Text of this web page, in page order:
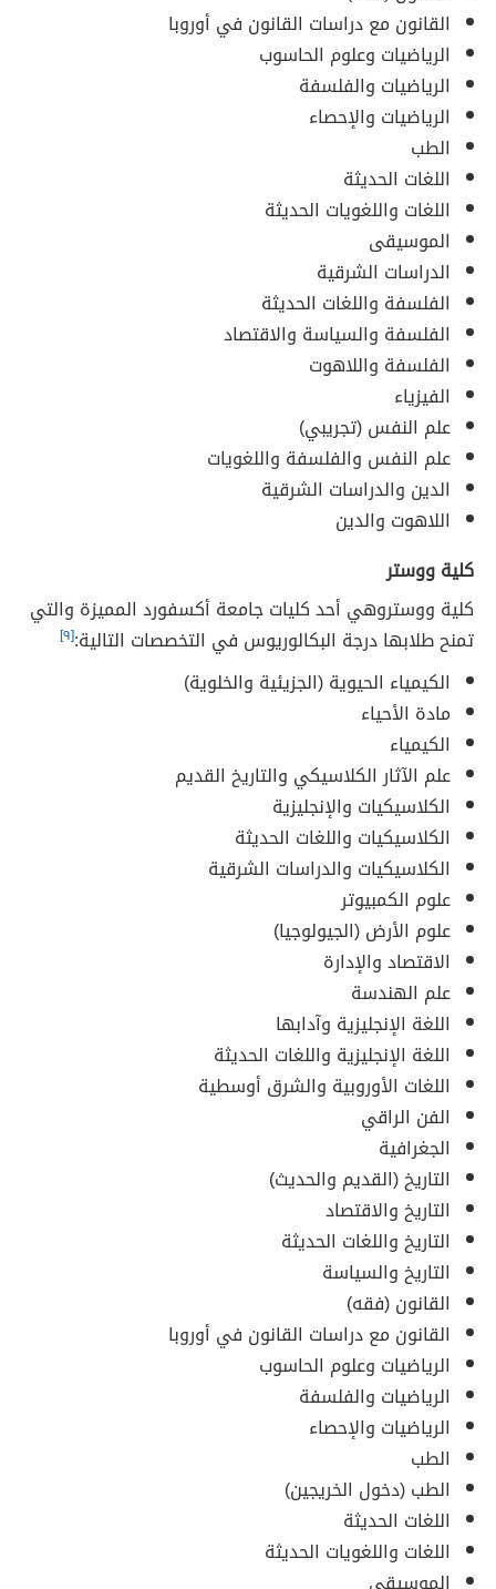
القانون مع دراسات القانون في أوروبا
الرياضيات وعلوم الحاسوب
الرياضيات والفلسفة
الرياضيات والإحصاء
الطب
اللغات الحديثة
اللغات واللغويات الحديثة
الموسيقى
الدراسات الشرقية
الفلسفة واللغات الحديثة
الفلسفة والسياسة والاقتصاد
الفلسفة واللاهوت
الفيزياء
علم النفس (تجريبي)
علم النفس والفلسفة واللغويات
الدين والدراسات الشرقية
اللاهوت والدين
كلية ووستر
كلية ووستروهي أحد كليات جامعة أكسفورد المميزة والتي
تمنح طلابها درجة البكالوريوس في التخصصات التالية:[٩]
الكيمياء الحيوية (الجزيئية والخلوية)
مادة الأحياء
الكيمياء
علم الآثار الكلاسيكي والتاريخ القديم
الكلاسيكيات والإنجليزية
الكلاسيكيات واللغات الحديثة
الكلاسيكيات والدراسات الشرقية
علوم الكمبيوتر
علوم الأرض (الجيولوجيا)
الاقتصاد والإدارة
علم الهندسة
اللغة الإنجليزية وآدابها
اللغة الإنجليزية واللغات الحديثة
اللغات الأوروبية والشرق أوسطية
الفن الراقي
الجغرافية
التاريخ (القديم والحديث)
التاريخ والاقتصاد
التاريخ واللغات الحديثة
التاريخ والسياسة
القانون (فقه)
القانون مع دراسات القانون في أوروبا
الرياضيات وعلوم الحاسوب
الرياضيات والفلسفة
الرياضيات والإحصاء
الطب
الطب (دخول الخريجين)
اللغات الحديثة
اللغات واللغويات الحديثة